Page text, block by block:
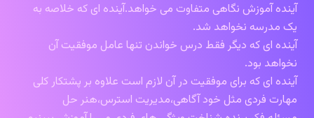
آینده آموزش نگاهی متفاوت می خواهد.آینده ای که خلاصه به
یک مدرسه نخواهد شد.
آینده ای که دیگر فقط درس خواندن تنها عامل موفقیت آن
نخواهد بود.
آینده ای که برای موفقیت در آن لازم است علاوه بر پشتکار کلی
مهارت فردی مثل خود آگاهی،مدیریت استرس،هنر حل